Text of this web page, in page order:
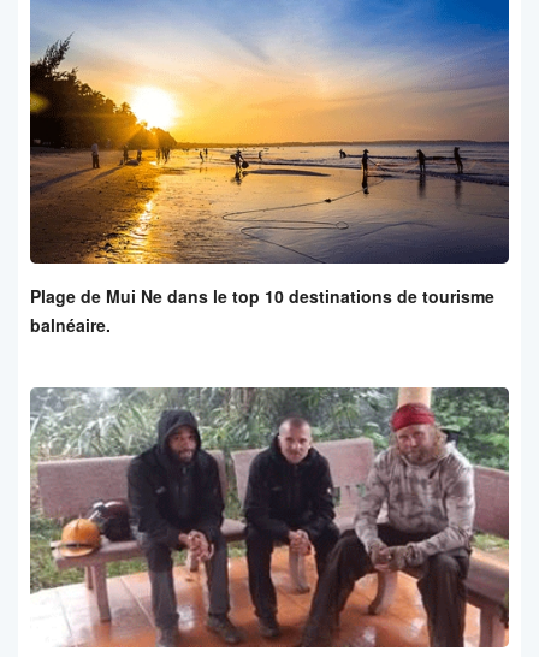
Plage de Mui Ne dans le top 10 destinations de tourisme
balnéaire.